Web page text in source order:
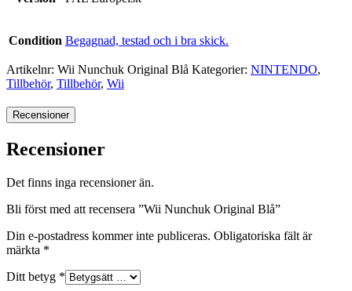
Condition Begagnad, testad och i bra skick.
Artikelnr: Wii Nunchuk Original Blå Kategorier: NINTENDO,
Tillbehör, Tillbehör, Wii
Recensioner
Recensioner
Det finns inga recensioner än.
Bli först med att recensera ”Wii Nunchuk Original Blå”
Din e-postadress kommer inte publiceras. Obligatoriska fält är
märkta *
Ditt betyg *